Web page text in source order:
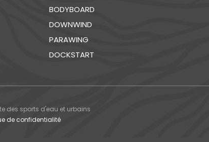
BODYBOARD
DOWNWIND
PARAWING
DOCKSTART
des sports d'eau et urbains
de confidentialité